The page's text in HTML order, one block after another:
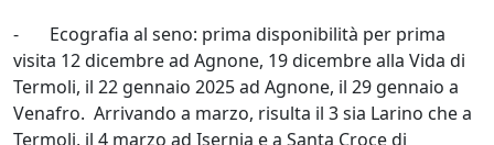
- Ecografia al seno: prima disponibilità per prima
visita 12 dicembre ad Agnone, 19 dicembre alla Vida di
Termoli, il 22 gennaio 2025 ad Agnone, il 29 gennaio a
Venafro. Arrivando a marzo, risulta il 3 sia Larino che a
Termoli, il 4 marzo ad Isernia e a Santa Croce di